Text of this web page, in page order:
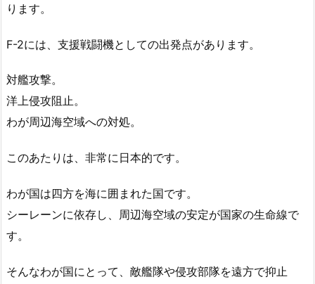
ります。
F-2には、支援戦闘機としての出発点があります。
対艦攻撃。
洋上侵攻阻止。
わが周辺海空域への対処。
このあたりは、非常に日本的です。
わが国は四方を海に囲まれた国です。
シーレーンに依存し、周辺海空域の安定が国家の生命線で
す。
そんなわが国にとって、敵艦隊や侵攻部隊を遠方で抑止